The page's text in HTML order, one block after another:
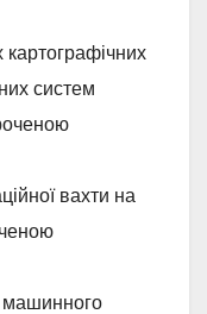
систем
вахти на
машинного